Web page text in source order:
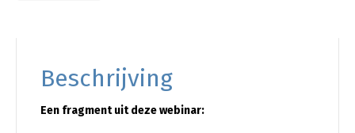
Beschrijving
Een fragment uit deze webinar: